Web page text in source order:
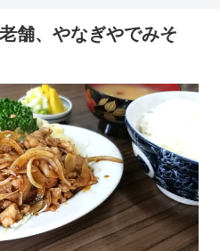
舗、やなぎやでみそ